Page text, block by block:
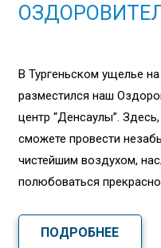
В Тургеньском ущелье
разместился наш
центр “Денсаулық”.
сможете провести
чистейшим воздухом,
полюбоваться
ПОДРОБНЕЕ